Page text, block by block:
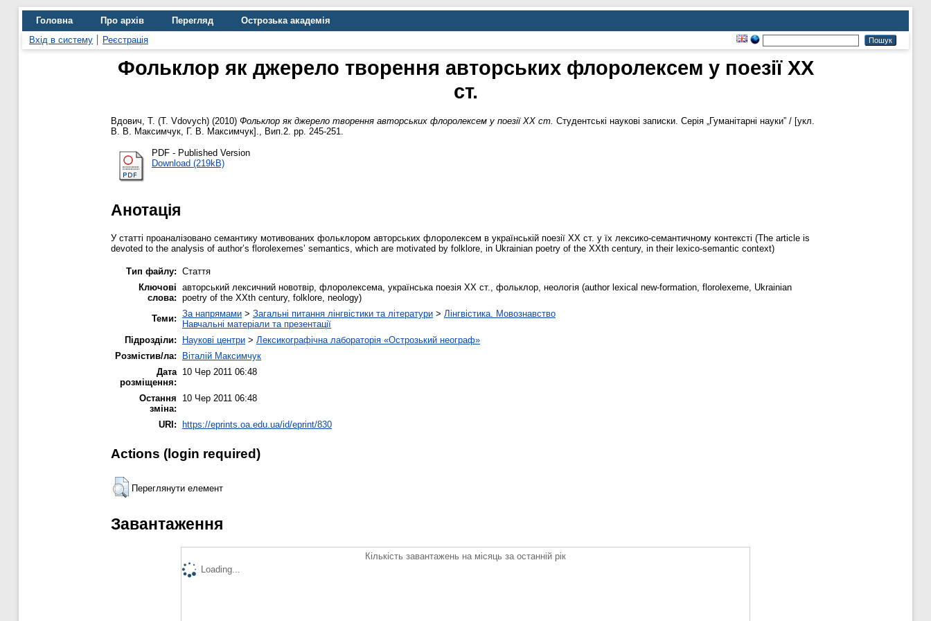
Головна Про архів Перегляд
Острозька академія
Вхід в систему
Реєстрація
Фольклор як джерело творення авторських флоролексем у поезії ХХ
ст.
Вдович, Т. (T. Vdovych) (2010) Фольклор як джерело творення авторських флоролексем у поезії ХХ ст. Студентські наукові записки. Серія „Гуманітарні науки” / [укл.
В. В. Максимчук, Г. В. Максимчук]., Вип.2. pp. 245-251.
PDF - Published Version
Download (219kB)
Анотація
У статті проаналізовано семантику мотивованих фольклором авторських флоролексем в українській поезії ХХ ст. у їх лексико-семантичному контексті (The article is
devoted to the analysis of author’s florolexemes’ semantics, which are motivated by folklore, in Ukrainian poetry of the XXth century, in their lexico-semantic context)
Тип файлу: Стаття
Ключові
слова:
авторський лексичний новотвір, флоролексема, українська поезія ХХ ст., фольклор, неологія (author lexical new-formation, florolexeme, Ukrainian
poetry of the XXth century, folklore, neology)
Теми: За напрямами > Загальні питання лінгвістики та літератури > Лінгвістика. Мовознавство
Навчальні матеріали та презентації
Підрозділи:
Наукові центри > Лексикографічна лабораторія «Острозький неограф»
Розмістив/ла:
Віталій Максимчук
Дата
розміщення:
10 Чер 2011 06:48
Остання
зміна:
10 Чер 2011 06:48
URI: https://eprints.oa.edu.ua/id/eprint/830
Actions (login required)
Переглянути елемент
Завантаження
Кількість завантажень на місяць за останній рік
Loading...